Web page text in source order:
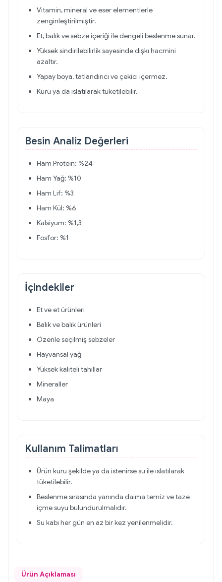
Vitamin, mineral ve eser elementlerle
zenginleştirilmiştir.
Et, balık ve sebze içeriği ile dengeli beslenme sunar.
Yüksek sindirilebilirlik sayesinde dışkı hacmini
azaltır.
Yapay boya, tatlandırıcı ve çekici içermez.
Kuru ya da ıslatılarak tüketilebilir.
Besin Analiz Değerleri
Ham Protein: %24
Ham Yağ: %10
Ham Lif: %3
Ham Kül: %6
Kalsiyum: %1,3
Fosfor: %1
İçindekiler
Et ve et ürünleri
Balık ve balık ürünleri
Özenle seçilmiş sebzeler
Hayvansal yağ
Yüksek kaliteli tahıllar
Mineraller
Maya
Kullanım Talimatları
Ürün kuru şekilde ya da istenirse su ile ıslatılarak
tüketilebilir.
Beslenme sırasında yanında daima temiz ve taze
içme suyu bulundurulmalıdır.
Su kabı her gün en az bir kez yenilenmelidir.
Ürün Açıklaması